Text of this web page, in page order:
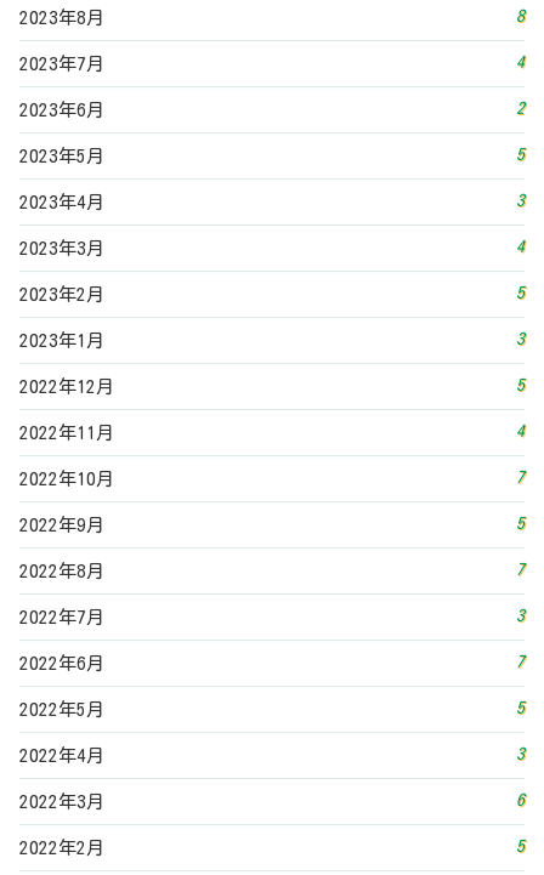
2023年8月 8
2023年7月 4
2023年6月 2
2023年5月 5
2023年4月 3
2023年3月 4
2023年2月 5
2023年1月 3
2022年12月 5
2022年11月 4
2022年10月 7
2022年9月 5
2022年8月 7
2022年7月 3
2022年6月 7
2022年5月 5
2022年4月 3
2022年3月 6
2022年2月 5